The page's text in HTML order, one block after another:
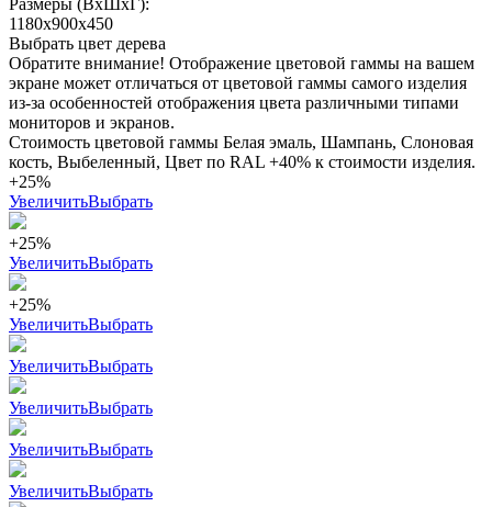
Размеры (ВхШхГ):
1180x900x450
Выбрать цвет дерева
Обратите внимание! Отображение цветовой гаммы на вашем
экране может отличаться от цветовой гаммы самого изделия
из-за особенностей отображения цвета различными типами
мониторов и экранов.
Стоимость цветовой гаммы Белая эмаль, Шампань, Слоновая
кость, Выбеленный, Цвет по RAL +40% к стоимости изделия.
+25%
УвеличитьВыбрать
+25%
УвеличитьВыбрать
+25%
УвеличитьВыбрать
УвеличитьВыбрать
УвеличитьВыбрать
УвеличитьВыбрать
УвеличитьВыбрать